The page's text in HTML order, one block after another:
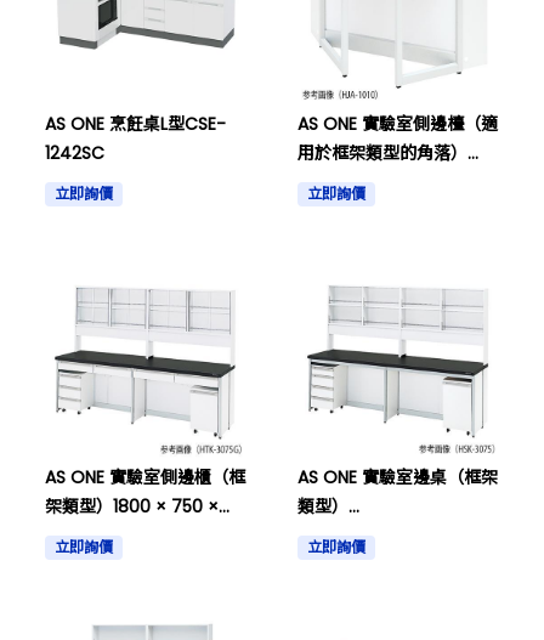
AS ONE 烹飪桌L型CSE-
1242SC
立即詢價
AS ONE 實驗室側邊檯（適
用於框架類型的角落）
1000 × 1000 × 800mm
及其他
立即詢價
AS ONE 實驗室側邊櫃（框
架類型）1800 × 750 ×
800/1800mm 和其他
立即詢價
AS ONE 實驗室邊桌（框架
類型）
1800×750×800/1800毫
米及其他
立即詢價